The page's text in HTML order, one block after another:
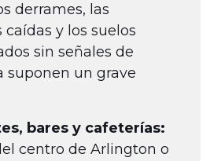
derrames, las
y los suelos
sin señales de
suponen un grave
bares y cafeterías:
centro de Arlington o